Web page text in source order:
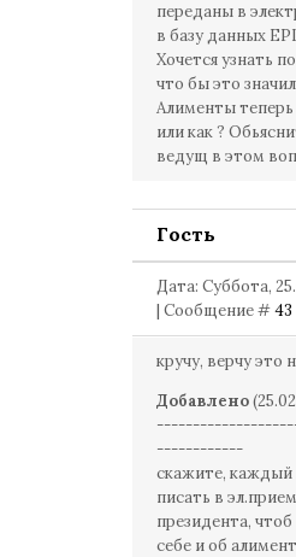
переданы в
в базу данных
Хочется узнать
что бы это
Алименты теперь
или как ?
ведущ в этом
Гость
Дата: Суббота,
| Сообщение #43
кручу, верчу это
Добавлено
------------
скажите, каждый
писать в
президента,
себе и об